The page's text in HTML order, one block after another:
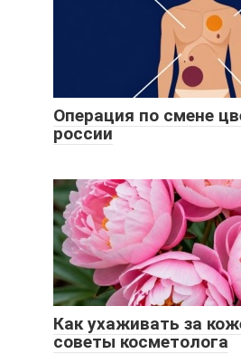
Операция по смене
россии
Как ухаживать за
советы косметолога